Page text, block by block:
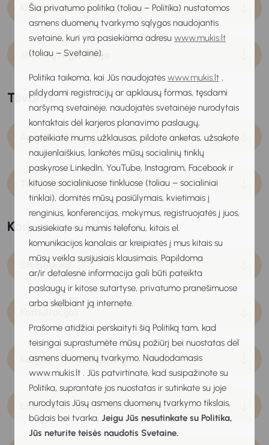
Šia privatumo politika (toliau – Politika) nustatomos
asmens duomenų tvarkymo sąlygos naudojantis
svetaine, kuri yra pasiekiama adresu www.mukis.lt
(toliau – Svetainė).
Politika taikoma, kai Jūs naudojatės www.mukis.lt ,
pildydami registracijų ar apklausų formas, tęsdami
naršymą svetainėje, naudojatės svetainėje nurodytais
kontaktais dėl karjeros planavimo paslaugų,
pateikiate mums užklausas, pildote anketas, užsakote
naujienlaiškius, lankotės mūsų socialinių tinklų
paskyrose LinkedIn, YouTube, Instagram, Facebook ir
kituose socialiniuose tinkluose (toliau – socialiniai
tinklai), domitės mūsų pasiūlymais, kvietimais į
renginius, konferencijas, mokymus, registruojatės į juos,
susisiekiate su mumis telefonu, kitais el.
komunikacijos kanalais ar kreipiatės į mus kitais su
mūsų veikla susijusiais klausimais. Papildoma
ar/ir detalesnė informacija gali būti pateikta
paslaugų ir kitose sutartyse, privatumo pranešimuose
arba skelbiant ją internete.
Prašome atidžiai perskaityti šią Politiką tam, kad
teisingai suprastumėte mūsų požiūrį bei nuostatas dėl
asmens duomenų tvarkymo. Naudodamasis
www.mukis.lt . Jūs patvirtinate, kad susipažinote su
Politika, suprantate jos nuostatas ir sutinkate su joje
nurodytais Jūsų asmens duomenų tvarkymo tikslais,
būdais bei tvarka. Jeigu Jūs nesutinkate su Politika,
Jūs neturite teisės naudotis Svetaine.
Konsultacijos
Mokinių registracija
Tėvams
Apie MUKIS
Tėvų registracija
Karjeros specialistams
Stebėsena
Karjeros specialistų registracija
Etatai, darbo užmokestis, sutartys ir kt.